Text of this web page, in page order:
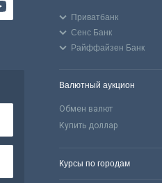
Приватбанк
Сенс Банк
Райффайзен Банк
Валютный аукцион
Обмен валют
Купить доллар
Курсы по городам